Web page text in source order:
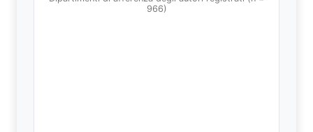
Dipartimenti di afferenza degli autori registrati (n =
966)